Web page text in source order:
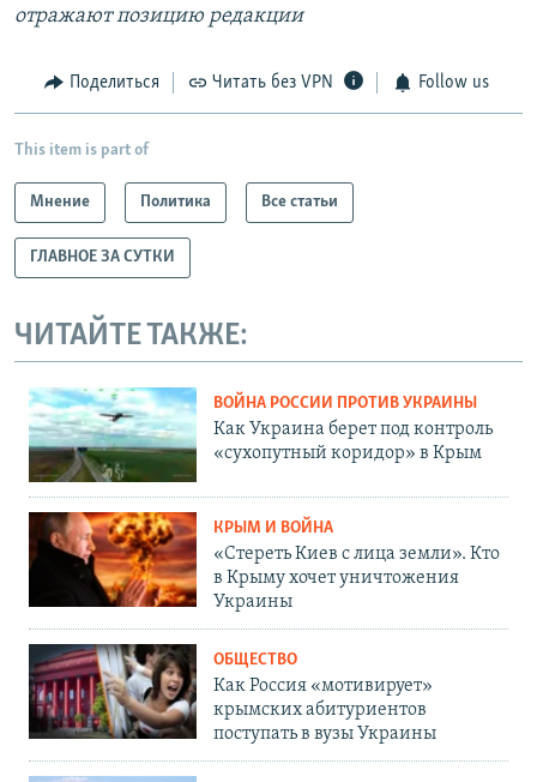
отражают позицию редакции
Поделиться Читать без VPN Follow us
This item is part of
Мнение Политика Все статьи
ГЛАВНОЕ ЗА СУТКИ
ЧИТАЙТЕ ТАКЖЕ:
ВОЙНА РОССИИ ПРОТИВ УКРАИНЫ
Как Украина берет под контроль
«сухопутный коридор» в Крым
КРЫМ И ВОЙНА
«Стереть Киев с лица земли». Кто
в Крыму хочет уничтожения
Украины
ОБЩЕСТВО
Как Россия «мотивирует»
крымских абитуриентов
поступать в вузы Украины